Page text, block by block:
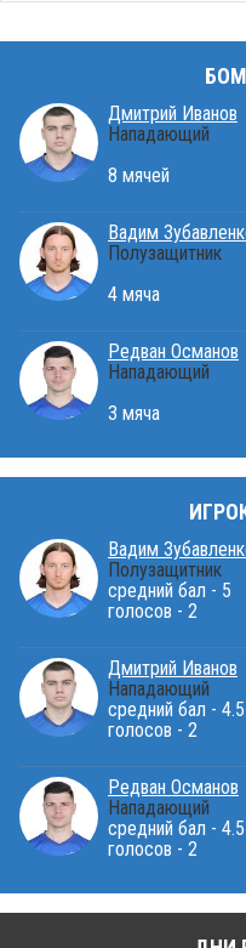
Дмитрий Иванов
Нападающий
8 мячей
Вадим
Полузащитник
4 мяча
Редван Османов
Нападающий
3 мяча
Вадим
Полузащитник
средний бал - 5
голосов - 2
Дмитрий Иванов
Нападающий
средний бал - 4.5
голосов - 2
Редван Османов
Нападающий
средний бал - 4.5
голосов - 2